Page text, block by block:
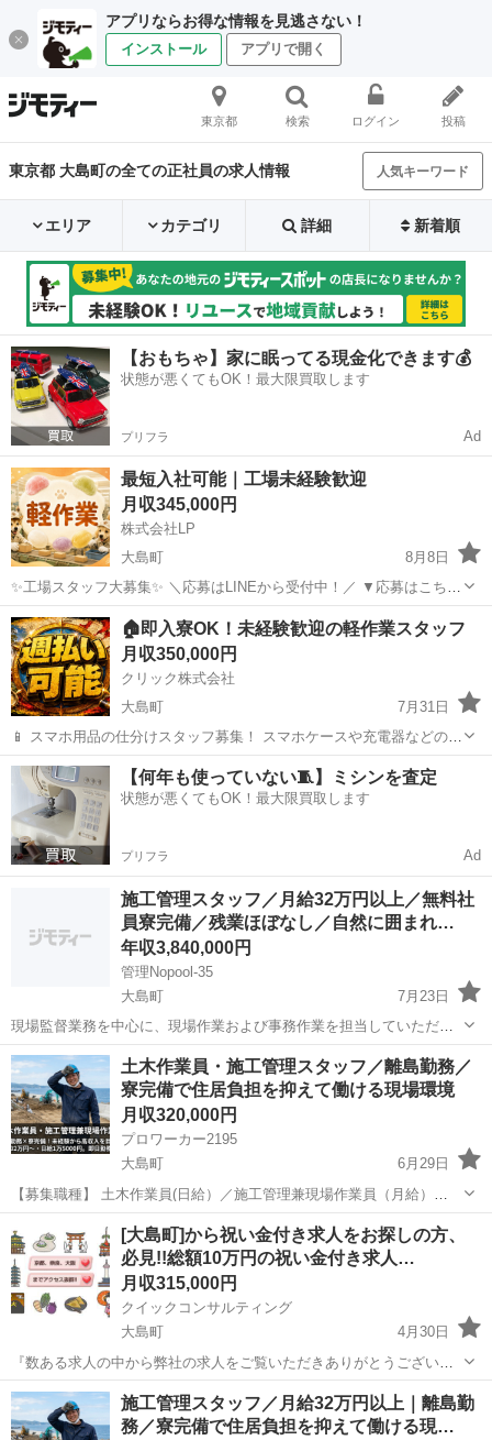
アプリならお得な情報を見逃さない！
インストール アプリで開く
東京都 検索 ログイン 投稿
東京都 大島町の全ての正社員の求人情報 人気キーワード
エリア カテゴリ 詳細 新着順
【おもちゃ】家に眠ってる現金化できます💰
状態が悪くてもOK！最大限買取します
プリフラ Ad
最短入社可能｜工場未経験歓迎
月収345,000円
株式会社LP
大島町
8月8日
✨工場スタッフ大募集✨ ＼応募はLINEから受付中！／ ▼応募はこちら
https://lin.ee/wSdk4Ka ご登録後に簡単な内容を送っていただくだけ！
担当スタッフが順番にご案内いたします。 ...
東京 大島町 工場 未経験
🏠即入寮OK！未経験歓迎の軽作業スタッフ
月収350,000円
クリック株式会社
大島町
7月31日
📱 スマホ用品の仕分けスタッフ募集！ スマホケースや充電器などの仕
分け・検品を行うシンプルなお仕事です♪
━━━━━━━━━━━━━━━━ 📲 ご応募はこちら（24時間受付
中） https://lin.ee/...
東京 大島町 工場
【何年も使っていない🧵】ミシンを査定
状態が悪くてもOK！最大限買取します
プリフラ Ad
施工管理スタッフ／月給32万円以上／無料社
員寮完備／残業ほぼなし／自然に囲まれ…
年収3,840,000円
管理Nopool-35
大島町
7月23日
現場監督業務を中心に、現場作業および事務作業を担当していただき
ます。 現場全体の進行管理を行いながら、必要に応じて現場作業や事
務業務にも携わります。 経験者の方は、これまでの経験を活かして即
戦力として活躍していただけ...
東京 大島町 営業
土木作業員・施工管理スタッフ／離島勤務／
寮完備で住居負担を抑えて働ける現場環境
月収320,000円
プロワーカー2195
大島町
6月29日
【募集職種】 土木作業員(日給）／施工管理兼現場作業員（月給）
【仕事内容】 土木工事における現場作業および施工管理業務を担当し
ていただきます。 ＜土木作業員＞ ・現場での土木作業全般 ・資材の
運搬や準備...
大島町 その他 業務
[大島町]から祝い金付き求人をお探しの方、
必見!!総額10万円の祝い金付き求人…
月収315,000円
クイックコンサルティング
大島町
4月30日
『数ある求人の中から弊社の求人をご覧いただきありがとうございま
す!!』 ★★総額10万円の祝い金付き求人のご案内です!! こちらの求人
以外にも日本全国5万件以上の求人を多く取り扱っており相談だけでも
大歓迎♪ 受付方法に...
東京 大島町 その他 未経験
施工管理スタッフ／月給32万円以上｜離島勤
務／寮完備で住居負担を抑えて働ける現…